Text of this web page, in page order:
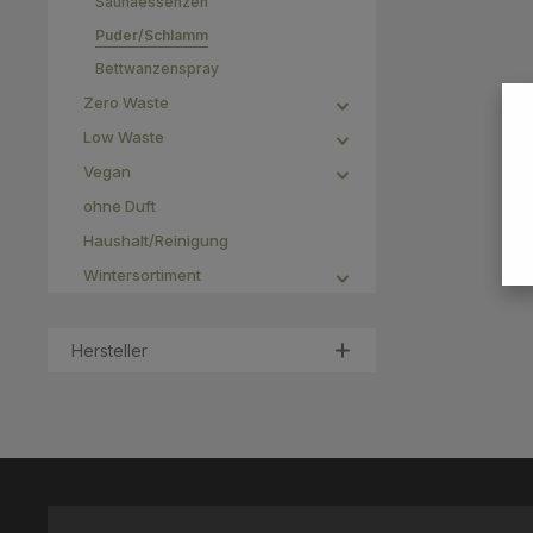
Puder/Schlamm
Bettwanzenspray
Zero Waste
Low Waste
Vegan
ohne Duft
Haushalt/Reinigung
Wintersortiment
Hersteller